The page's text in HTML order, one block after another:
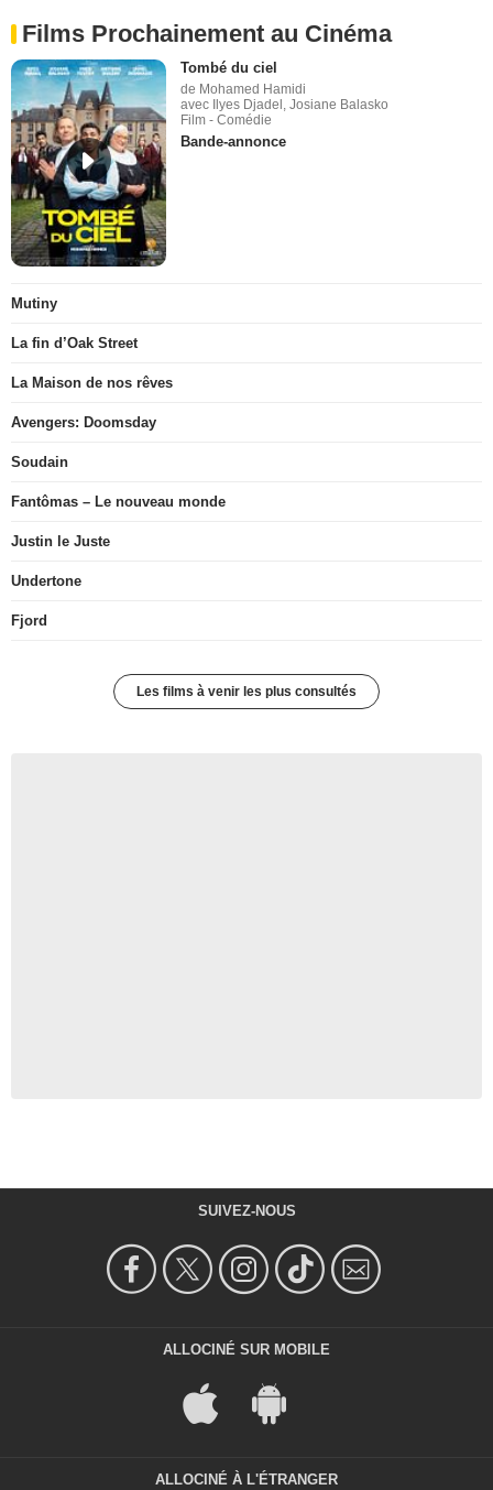
Films Prochainement au Cinéma
Tombé du ciel
de Mohamed Hamidi
avec Ilyes Djadel, Josiane Balasko
Film - Comédie
Bande-annonce
Mutiny
La fin d’Oak Street
La Maison de nos rêves
Avengers: Doomsday
Soudain
Fantômas – Le nouveau monde
Justin le Juste
Undertone
Fjord
Les films à venir les plus consultés
SUIVEZ-NOUS
ALLOCINÉ SUR MOBILE
ALLOCINÉ À L'ÉTRANGER